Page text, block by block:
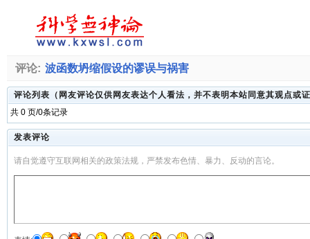
评论: 波函数坍缩假设的谬误与祸害
评论列表（网友评论仅供网友表达个人看法，并不表明本站同意其观点或
共 0 页/0条记录
发表评论
请自觉遵守互联网相关的政策法规，严禁发布色情、暴力、反动的言论。